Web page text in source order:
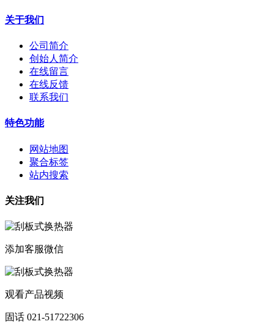
关于我们
公司简介
创始人简介
在线留言
在线反馈
联系我们
特色功能
网站地图
聚合标签
站内搜索
关注我们
添加客服微信
观看产品视频
固话 021-51722306